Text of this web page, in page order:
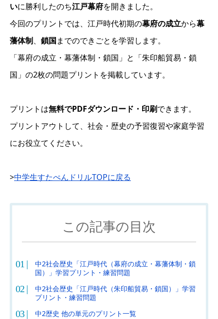
いに勝利したのち江戸幕府を開きました。
今回のプリントでは、江戸時代初期の幕府の成立から幕
藩体制、 鎖国までのできごとを学習します。
「幕府の成立・幕藩体制・鎖国」と「朱印船貿易・鎖
国」の2枚の問題プリントを掲載しています。
プリントは無料でPDFダウンロード・印刷できます。
プリントアウトして、社会・歴史の予習復習や家庭学習
にお役立てください。
>中学生すたぺんドリルTOPに戻る
この記事の目次
中2社会歴史「江戸時代（幕府の成立・幕藩体制・鎖
国）」学習プリント・練習問題
中2社会歴史「江戸時代（朱印船貿易・鎖国）」学習
プリント・練習問題
中2歴史 他の単元のプリント一覧